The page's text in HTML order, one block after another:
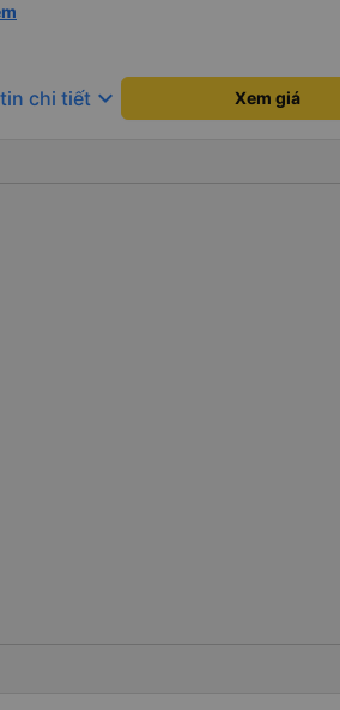
thấy giữa thời buổi kim tiền vội vã. Xã hội
chi tiết keyboard_arrow_down Xem giá